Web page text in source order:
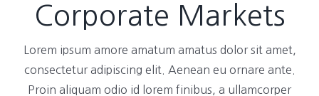
Corporate Markets
Lorem ipsum amore amatum amatus dolor sit amet,
consectetur adipiscing elit. Aenean eu ornare ante.
Proin aliquam odio id lorem finibus, a ullamcorper